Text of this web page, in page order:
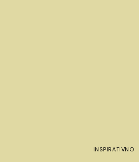
INSPIRATIVNO